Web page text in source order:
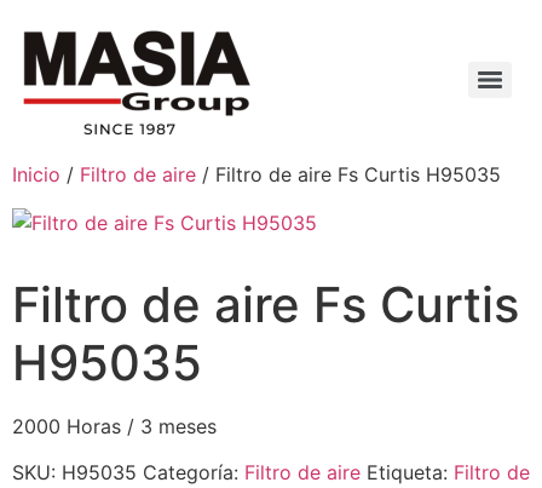
Inicio / Filtro de aire / Filtro de aire Fs Curtis H95035
Filtro de aire Fs Curtis
H95035
2000 Horas / 3 meses
SKU: H95035 Categoría: Filtro de aire Etiqueta: Filtro de